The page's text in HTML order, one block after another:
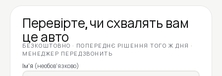
Перевірте, чи схвалять вам
це авто
БЕЗКОШТОВНО · ПОПЕРЕДНЄ РІШЕННЯ ТОГО Ж ДНЯ ·
МЕНЕДЖЕР ПЕРЕДЗВОНИТЬ
Ім'я (необов'язково)